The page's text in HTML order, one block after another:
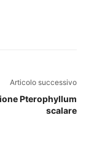
Articolo successivo
Pterophyllum
scalare